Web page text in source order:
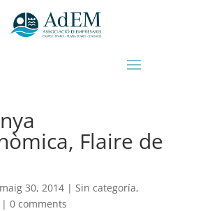
Flaire de
maig 30, 2014| Sin categoría,
| 0 comments